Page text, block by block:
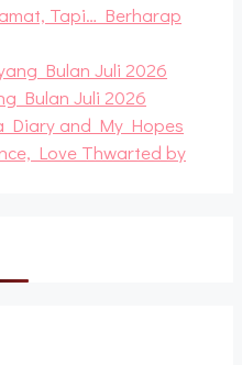
Tapi… Berharap
Bulan Juli 2026
Bulan Juli 2026
Diary and My Hopes
Love Thwarted by